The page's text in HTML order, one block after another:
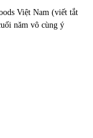
Việt Nam (viết tắt
năm vô cùng ý